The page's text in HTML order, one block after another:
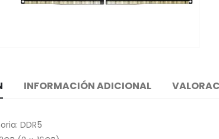
INFORMACIÓN ADICIONAL
DDR5